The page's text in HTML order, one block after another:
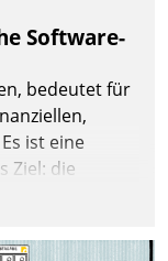
Software-
bedeutet für
ist eine
Ziel: die
Damit
Grundregeln